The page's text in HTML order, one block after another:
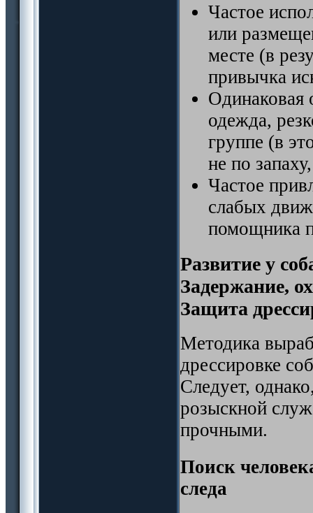
Частое
или
месте (в
привычка
Одинаковая
одежда,
группе (в
не по
Частое
слабых
помощника
Развитие у
Задержание,
Защита
Методика
дрессировке
Следует,
розыскной
прочными.
Поиск
следа